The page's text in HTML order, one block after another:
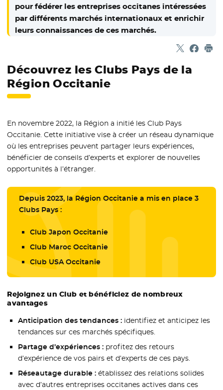
pour fédérer les entreprises occitanes intéressées
par différents marchés internationaux et enrichir
leurs connaissances de ces marchés.
Partager
- Nouvelle
-
Découvrez les Clubs Pays de la
Région Occitanie
En novembre 2022, la Région a initié les Club Pays
Occitanie. Cette initiative vise à créer un réseau dynamique
où les entreprises peuvent partager leurs expériences,
bénéficier de conseils d’experts et explorer de nouvelles
opportunités à l’étranger.
Depuis 2023, la Région Occitanie a mis en place 3
Clubs Pays :
Club Japon Occitanie
Club Maroc Occitanie
Club USA Occitanie
Rejoignez un Club et bénéficiez de nombreux
avantages
Anticipation des tendances :identifiez et anticipez les
tendances sur ces marchés spécifiques.
Partage d’expériences :profitez des retours
d’expérience de vos pairs et d’experts de ces pays.
Réseautage durable :établissez des relations solides
avec d’autres entreprises occitanes actives dans ces